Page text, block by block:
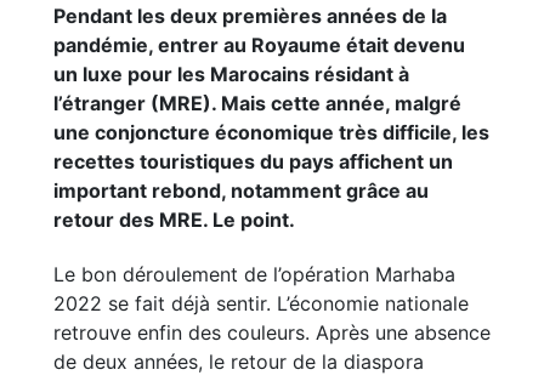
Pendant les deux premières années de la
pandémie, entrer au Royaume était devenu
un luxe pour les Marocains résidant à
l’étranger (MRE). Mais cette année, malgré
une conjoncture économique très difficile, les
recettes touristiques du pays affichent un
important rebond, notamment grâce au
retour des MRE. Le point.
Le bon déroulement de l’opération Marhaba
2022 se fait déjà sentir. L’économie nationale
retrouve enfin des couleurs. Après une absence
de deux années, le retour de la diaspora